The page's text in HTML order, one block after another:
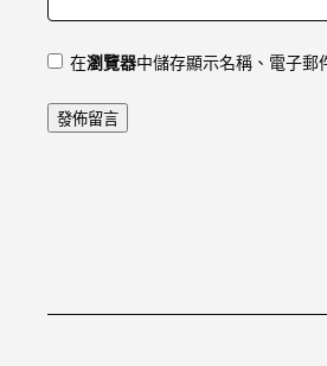
在瀏覽器中儲存顯示名稱、電子郵